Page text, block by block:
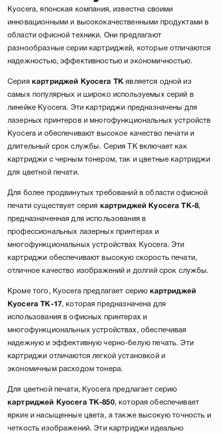
Kyocera, японская компания, известна своими
инновационными и высококачественными продуктами в
области офисной техники. Они предлагают
разнообразные серии картриджей, которые отличаются
надежностью, эффективностью и экономичностью.
Серия картриджей Kyocera TK является одной из
самых популярных и широко используемых серий в
линейке Kyocera. Эти картриджи предназначены для
лазерных принтеров и многофункциональных устройств
Kyocera и обеспечивают высокое качество печати и
длительный срок службы. Серия TK включает как
картриджи с черным тонером, так и цветные картриджи
для цветной печати.
Для более продвинутых требований в области офисной
печати существует серия картриджей Kyocera TK-8,
предназначенная для использования в
профессиональных лазерных принтерах и
многофункциональных устройствах Kyocera. Эти
картриджи обеспечивают высокую скорость печати,
отличное качество изображений и долгий срок службы.
Кроме того, Kyocera предлагает серию картриджей
Kyocera TK-17, которая предназначена для
использования в офисных принтерах и
многофункциональных устройствах, обеспечивая
надежную и эффективную черно-белую печать. Эти
картриджи отличаются легкой установкой и
экономичным расходом тонера.
Для цветной печати, Kyocera предлагает серию
картриджей Kyocera TK-850, которая обеспечивает
яркие и насыщенные цвета, а также высокую точность и
четкость изображений. Эти картриджи идеально